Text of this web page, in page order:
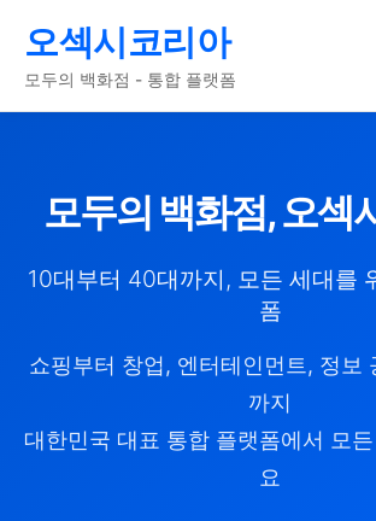
오섹시코리아
모두의 백화점 - 통합 플랫폼
모두의 백화점, 오섹
10대부터 40대까지, 모든 세대를
폼
쇼핑부터 창업, 엔터테인먼트, 정보
까지
대한민국 대표 통합 플랫폼에서 모
요